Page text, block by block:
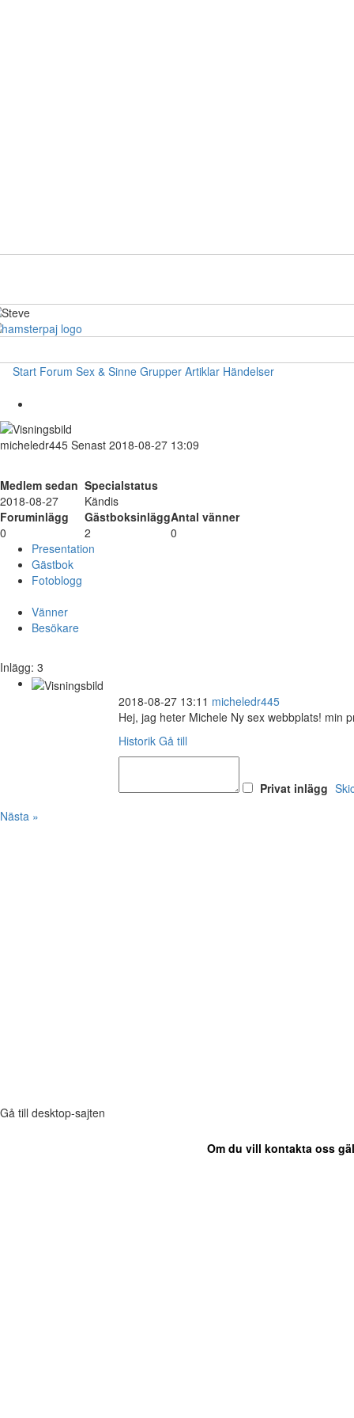
Start Forum Sex & Sinne Grupper Artiklar Händelser
micheledr445 Senast 2018-08-27 13:09
Medlem sedan Specialstatus
2018-08-27
Kändis
Foruminlägg
GästboksinläggAntal vänner
0
2
0
Presentation
Gästbok
Fotoblogg
Vänner
Besökare
Inlägg: 3
2018-08-27 13:11 micheledr445
Hej, jag heter Michele Ny sex webbplats! min
Historik Gå till
Privat inlägg
Nästa »
Gå till desktop-sajten
Om du vill kontakta oss